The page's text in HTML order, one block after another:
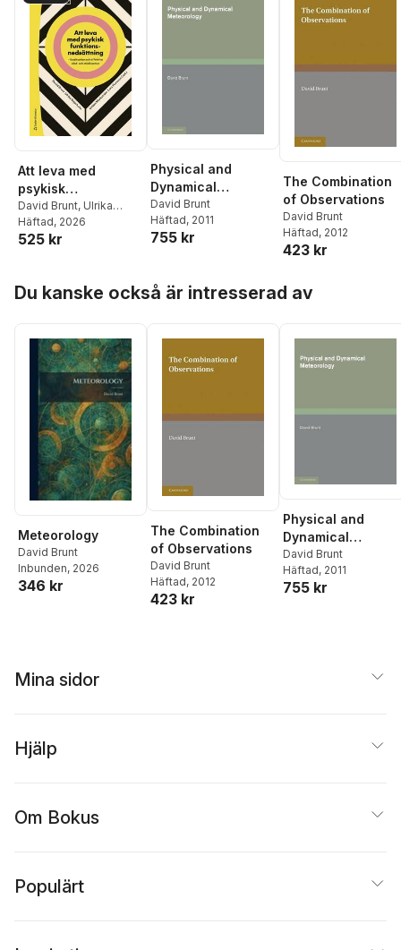
Att leva med
psykisk
funktionsnedsättni
ng - Livssituation
och effektiva vård-
David Brunt, Ulrika
Bejerholm,Urban
Markström
Bäärnhielm, Lena
Hedlund, Helene
Hofvander,Annika
Lexén,Amanda Lundvik
Gyllensten,David
Rosenberg,Martin
Rydberg,Mikael
Sandlund,Ulla-Karin
Schön,Petra Svedberg
Agneta Öjehagen
Häftad, 2026
525 kr
Physical and
Dynamical
Meteorology
David Brunt
Häftad, 2011
755 kr
The Combination
of Observations
David Brunt
Häftad, 2012
423 kr
Du kanske också är intresserad av
Meteorology
David Brunt
Inbunden, 2026
346 kr
The Combination
of Observations
David Brunt
Häftad, 2012
423 kr
Physical and
Dynamical
Meteorology
David Brunt
Häftad, 2011
755 kr
Mina sidor
Hjälp
Om Bokus
Populärt